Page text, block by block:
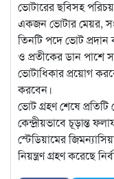
ভোটারের ছবিসহ
একজন ভোটার মেয়র,
তিনটি পদে ভোট প্রদান
ও প্রতীকের ডান পাশে
ভোটাধিকার প্রয়োগ
করবেন।
ভোট গ্রহণ শেষে
কেন্দ্রীয়ভাবে চূড়ান্ত
স্টেডিয়ামের
নিয়ন্ত্রণ গ্রহণ করেছে